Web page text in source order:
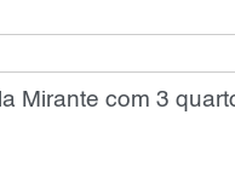
Mirante com 3